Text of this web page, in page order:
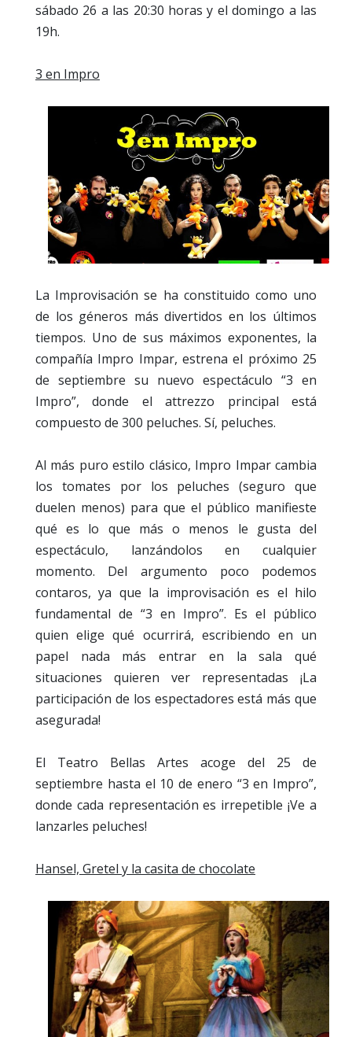
sábado 26 a las 20:30 horas y el domingo a las
19h.
3 en Impro
La Improvisación se ha constituido como uno
de los géneros más divertidos en los últimos
tiempos. Uno de sus máximos exponentes, la
compañía Impro Impar, estrena el próximo 25
de septiembre su nuevo espectáculo “3 en
Impro”, donde el attrezzo principal está
compuesto de 300 peluches. Sí, peluches.
Al más puro estilo clásico, Impro Impar cambia
los tomates por los peluches (seguro que
duelen menos) para que el público manifieste
qué es lo que más o menos le gusta del
espectáculo, lanzándolos en cualquier
momento. Del argumento poco podemos
contaros, ya que la improvisación es el hilo
fundamental de “3 en Impro”. Es el público
quien elige qué ocurrirá, escribiendo en un
papel nada más entrar en la sala qué
situaciones quieren ver representadas ¡La
participación de los espectadores está más que
asegurada!
El Teatro Bellas Artes acoge del 25 de
septiembre hasta el 10 de enero “3 en Impro”,
donde cada representación es irrepetible ¡Ve a
lanzarles peluches!
Hansel, Gretel y la casita de chocolate